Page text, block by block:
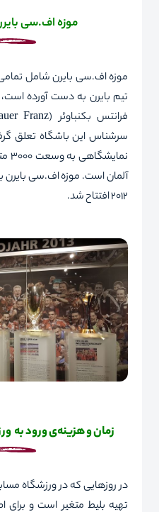
موزهاف.سی
موزه اف.سی بایرن شامل
تیم بایرن به دست آورده
فرانتس بکنباوئر (Franz
سرشناس این باشگاه تعلق
2012 افتتاح شد.
زمان و هزینه‌ی ورود به
در روزهایی که در ورزشگاه
تهیه بلیط متغیر است و برای